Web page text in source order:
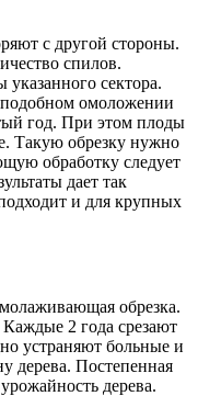
с другой стороны.
спилов.
сектора.
омоложении
год. При этом плоды
Такую обрезку нужно
обработку следует
дает так
и для крупных
обрезка.
Каждые 2 года срезают
устраняют больные и
дерева. Постепенная
дерева.